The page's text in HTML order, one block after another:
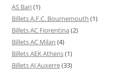
AS Bari(1)
Billets A.F.C. Bournemouth (1)
Billets AC Fiorentina (2)
Billets AC Milan (4)
Billets AEK Athens(1)
Billets AJ Auxerre(33)